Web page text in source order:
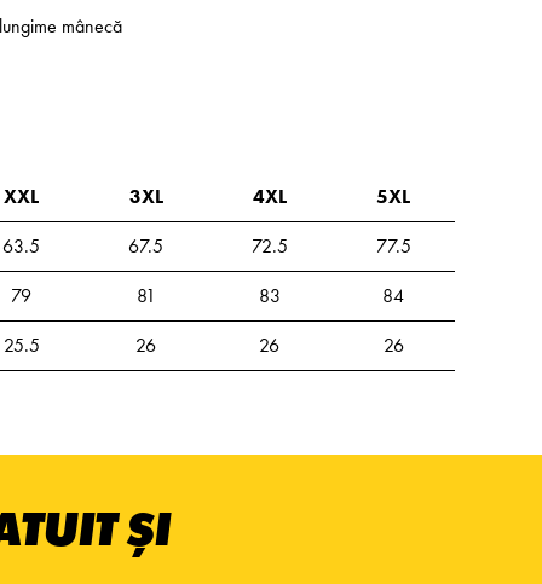
mânecă
XXL 3XL 4XL
5XL
63.5 67.5 72.5
77.5
79 81 83
84
25.5 26 26 26
ȘI